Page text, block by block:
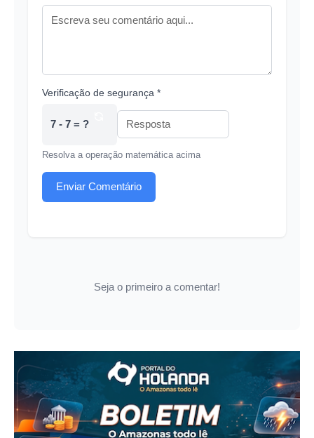
Verificação de segurança *
7 - 7 = ?
Resolva a operação matemática acima
Enviar Comentário
Seja o primeiro a comentar!